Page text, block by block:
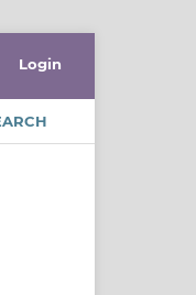
Login